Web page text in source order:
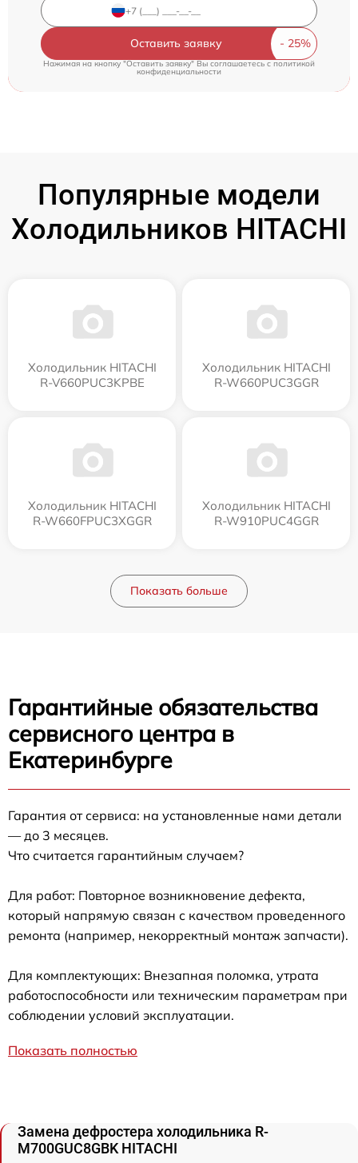
Оставить заявку
Нажимая на кнопку "Оставить заявку" Вы соглашаетесь cполитикой
конфиденциальности
Популярные модели
Холодильников HITACHI
Холодильник HITACHI
R-V660PUC3KPBE
Холодильник HITACHI
R-W660PUC3GGR
Холодильник HITACHI
R-W660FPUC3XGGR
Холодильник HITACHI
R-W910PUC4GGR
Показать больше
Гарантийные обязательства
сервисного центра в
Екатеринбурге
Гарантия от сервиса: на установленные нами детали
— до 3 месяцев.
Что считается гарантийным случаем?
Для работ: Повторное возникновение дефекта,
который напрямую связан с качеством проведенного
ремонта (например, некорректный монтаж запчасти).
Для комплектующих: Внезапная поломка, утрата
работоспособности или техническим параметрам при
соблюдении условий эксплуатации.
Показать полностью
Замена дефростера холодильника R-
M700GUC8GBK HITACHI